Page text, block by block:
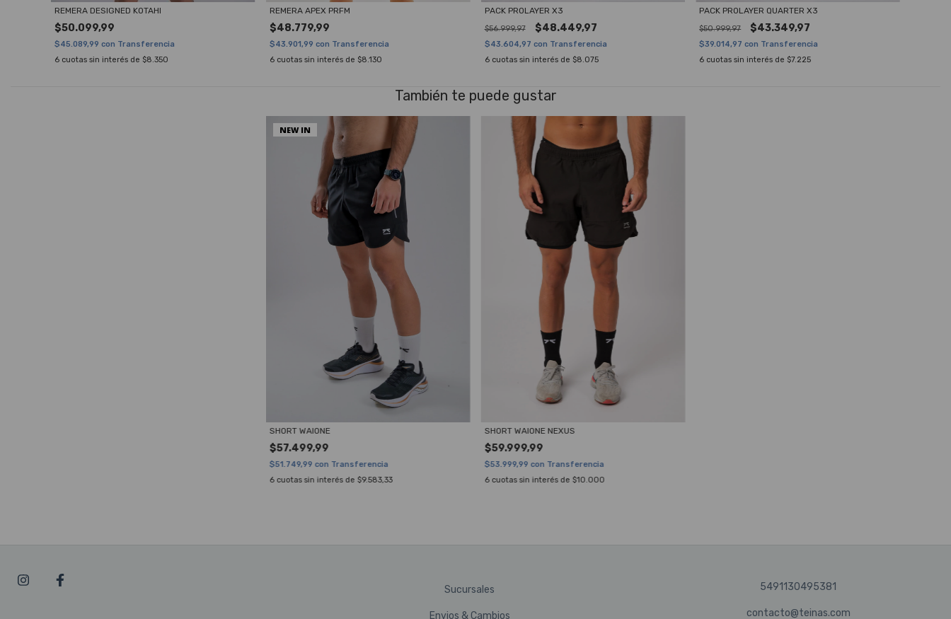
REMERA DESIGNED KOTAHI
$50.099,99
$45.089,99 con Transferencia
6 cuotas sin interés de $8.350
REMERA APEX PRFM
$48.779,99
$43.901,99 con Transferencia
6 cuotas sin interés de $8.130
PACK PROLAYER X3
$56.999,97 $48.449,97
$43.604,97 con Transferencia
6 cuotas sin interés de $8.075
PACK PROLAYER QUARTER X3
$50.999,97 $43.349,97
$39.014,97con Transferencia
6 cuotas sin interés de $7.225
También te puede gustar
NEW IN
SHORT WAIONE
$57.499,99
$51.749,99 con Transferencia
6 cuotas sin interés de $9.583,33
SHORT WAIONE NEXUS
$59.999,99
$53.999,99 con Transferencia
6 cuotas sin interés de $10.000
Sucursales
Envios & Cambios
5491130495381
contacto@teinas.com